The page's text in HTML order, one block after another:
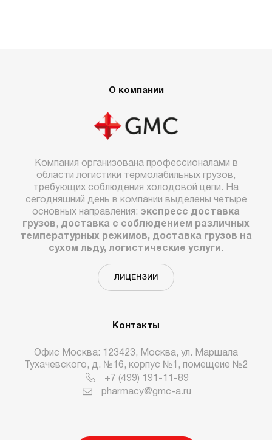
О компании
Компания организована профессионалами в
области логистики термолабильных грузов,
требующих соблюдения холодовой цепи. На
сегодняшний день в компании выделены четыре
основных направления: экспресс доставка
грузов, доставка с соблюдением различных
температурных режимов, доставка грузов на
сухом льду, логистические услуги .
ЛИЦЕНЗИИ
Контакты
Офис Москва: 123423, Москва, ул. Маршала
Тухачевского, д. №16, корпус №1, помещеие №2
+7 (499) 191-11-89
pharmacy@gmc-a.ru